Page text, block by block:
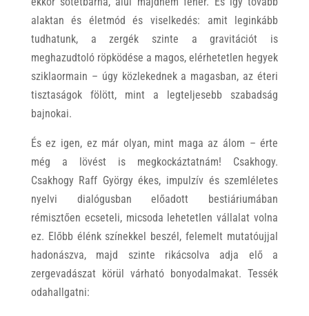
alaktan és életmód és viselkedés: amit leginkább
tudhatunk, a zergék szinte a gravitációt is
meghazudtoló röpködése a magos, elérhetetlen hegyek
sziklaormain – úgy közlekednek a magasban, az éteri
tisztaságok fölött, mint a legteljesebb szabadság
bajnokai.
És ez igen, ez már olyan, mint maga az álom – érte
még a lövést is megkockáztatnám! Csakhogy.
Csakhogy Raff György ékes, impulzív és szemléletes
nyelvi dialógusban előadott bestiáriumában
rémisztően ecseteli, micsoda lehetetlen vállalat volna
ez. Előbb élénk színekkel beszél, felemelt mutatóujjal
hadonászva, majd szinte rikácsolva adja elő a
zergevadászat körül várható bonyodalmakat. Tessék
odahallgatni: